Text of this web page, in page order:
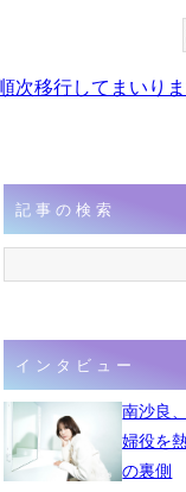
移行してまいりま
記事の検索
インタビュー
南沙良
婦役を
の裏側